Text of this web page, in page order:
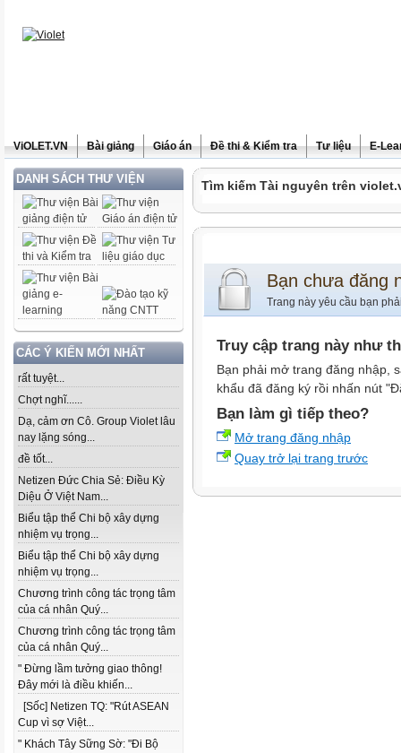
ViOLET.VN Bài giảng Giáo án Đề thi & Kiểm tra Tư liệu E-
DANH SÁCH THƯ VIỆN
CÁC Ý KIẾN MỚI NHẤT
rất tuyệt...
Chợt nghĩ......
Dạ, cảm ơn Cô. Group Violet lâu
nay lặng sóng...
đề tốt...
Netizen Đức Chia Sẻ: Điều Kỳ
Diệu Ở Việt Nam...
Biểu tập thể Chi bộ xây dựng
nhiệm vụ trọng...
Biểu tập thể Chi bộ xây dựng
nhiệm vụ trọng...
Chương trình công tác trọng tâm
của cá nhân Quý...
Chương trình công tác trọng tâm
của cá nhân Quý...
" Đừng lầm tưởng giao thông!
Đây mới là điều khiến...
[Sốc] Netizen TQ: "Rút ASEAN
Cup vì sợ Việt...
" Khách Tây Sững Sờ: "Đi Bộ
Tìm kiếm Tài nguyên trên
Bạn chưa đăng
Trang này yêu cầu bạn
Truy cập trang này như
Bạn phải mở trang đăng nhập,
khẩu đã đăng ký rồi nhấn nút
Bạn làm gì tiếp theo?
Mở trang đăng nhập
Quay trở lại trang trước